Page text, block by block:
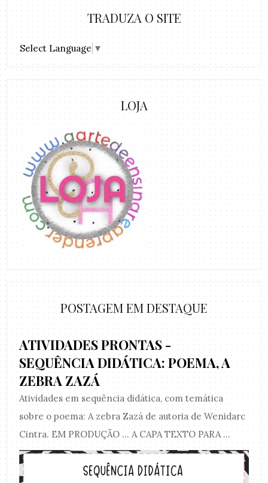
TRADUZA O SITE
Select Language ▼
LOJA
POSTAGEM EM DESTAQUE
ATIVIDADES PRONTAS -
SEQUÊNCIA DIDÁTICA: POEMA, A
ZEBRA ZAZÁ
Atividades em sequência didática, com temática
sobre o poema: A zebra Zazá de autoria de Wenidarc
Cintra. EM PRODUÇÃO ... A CAPA TEXTO PARA ...